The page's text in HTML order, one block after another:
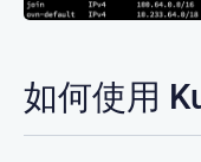
如何使用